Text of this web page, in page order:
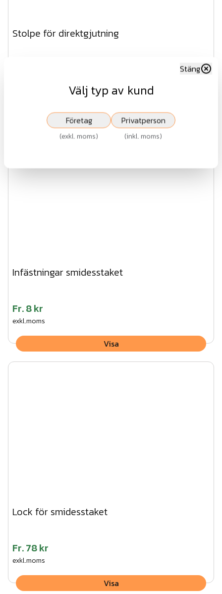
Stolpe för direktgjutning
Infästningar smidesstaket
Fr.8 kr
exkl.moms
Visa
Lock för smidesstaket
Fr.78 kr
exkl.moms
Visa
Välj typ av kund
Stäng
Företag
(exkl. moms)
Privatperson
(inkl. moms)